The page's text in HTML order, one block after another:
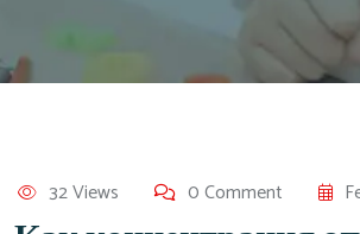
32 Views 0 Comment